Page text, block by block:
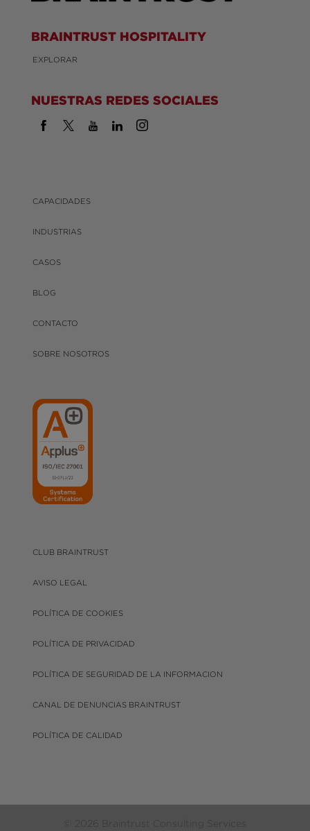
BRAINTRUST HOSPITALITY
EXPLORAR
NUESTRAS REDES SOCIALES
CAPACIDADES
INDUSTRIAS
CASOS
BLOG
CONTACTO
SOBRE NOSOTROS
CLUB BRAINTRUST
AVISO LEGAL
POLÍTICA DE COOKIES
POLÍTICA DE PRIVACIDAD
POLÍTICA DE SEGURIDAD DE LA INFORMACION
CANAL DE DENUNCIAS BRAINTRUST
POLÍTICA DE CALIDAD
© 2026 Braintrust Consulting Services